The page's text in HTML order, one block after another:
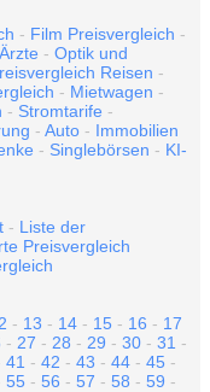
- Film Preisvergleich -
Ärzte - Optik und
Reisen -
- Mietwagen -
- Stromtarife -
- Auto - Immobilien
- Singlebörsen - KI-
- Liste der
Preisvergleich
- 13 - 14 - 15 - 16 - 17
- 27 - 28 - 29 - 30 - 31 -
41 - 42 - 43 - 44 - 45 -
55 - 56 - 57 - 58 - 59 -